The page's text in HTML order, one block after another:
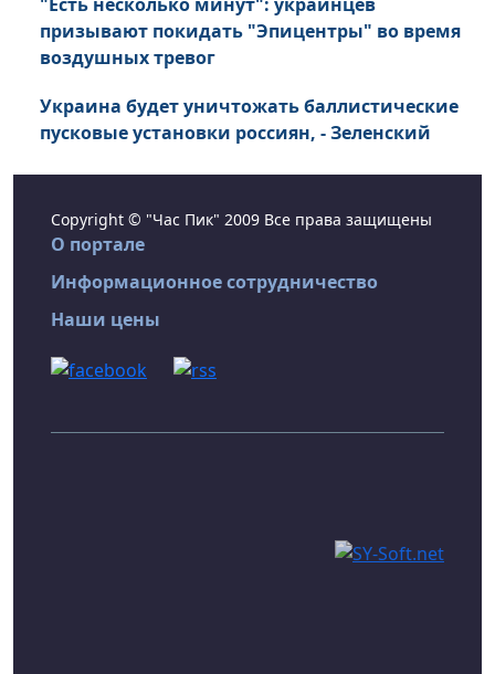
призывают покидать "Эпицентры" во время
воздушных тревог
Украина будет уничтожать баллистические
пусковые установки россиян, - Зеленский
Copyright © "Час Пик" 2009 Все права защищены
О портале
Информационное сотрудничество
Наши цены